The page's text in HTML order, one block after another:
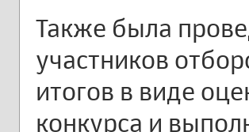
Также была
участников
итогов в виде
конкурса и